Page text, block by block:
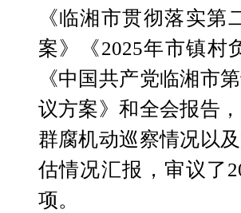
《临湘市贯彻落实
案》《2025年市镇村
《中国共产党临湘市
议方案》和全会报告
群腐机动巡察情况以
估情况汇报，审议了
项。